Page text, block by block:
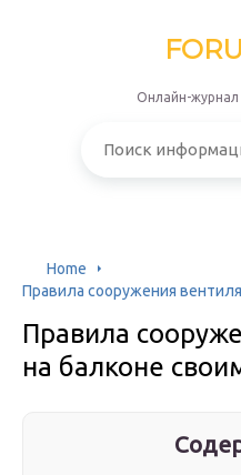
Онлайн-
Home
Правила сооружения
Правила
на балконе